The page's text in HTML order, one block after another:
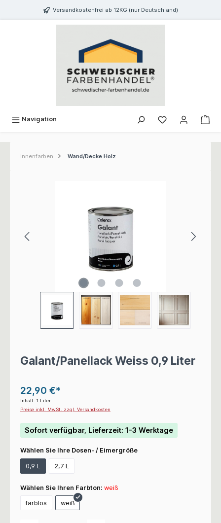
springen Versandkostenfrei ab 12KG (nur Deutschland)
Navigation
Innenfarben Wand/Decke Holz
Galant/Panellack Weiss 0,9 Liter
22,90 €*
Inhalt: 1 Liter
Preise inkl. MwSt. zzgl. Versandkosten
Sofort verfügbar, Lieferzeit: 1-3 Werktage
Wählen Sie Ihre Dosen- / Eimergröße
0,9 L 2,7 L
Wählen Sie Ihren Farbton: weiß
farblos weiß